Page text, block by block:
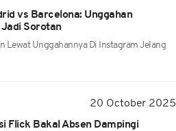
vs Barcelona: Unggahan
Sorotan
Lewat Unggahannya Di Instagram Jelang
20 October 2025
Flick Bakal Absen Dampingi